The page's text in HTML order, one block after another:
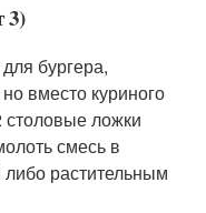
3)
бургера,
вместо куриного
столовые ложки
смесь в
растительным